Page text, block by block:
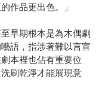
作品更出色。」
早期根本是為木偶劇
語，指涉著難以言宣
本裡也佔有重要位
刷乾淨才能展現意